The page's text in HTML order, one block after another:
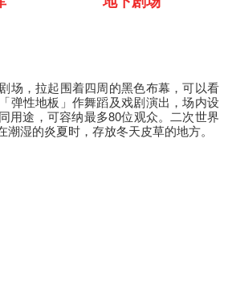
场，拉起围着四周的黑色布幕，可以看
弹性地板」作舞蹈及戏剧演出，场内设
用途，可容纳最多80位观众。二次世界
湿的炎夏时，存放冬天皮草的地方。